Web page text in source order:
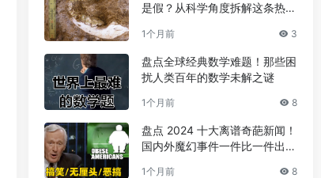
是假？从科学角度拆解这条热门
1个月前 3
盘点全球经典数学难题！那些困
扰人类百年的数学未解之谜
1个月前 8
盘点 2024 十大离谱奇葩新闻！
国内外魔幻事件一件比一件出人
1个月前 8